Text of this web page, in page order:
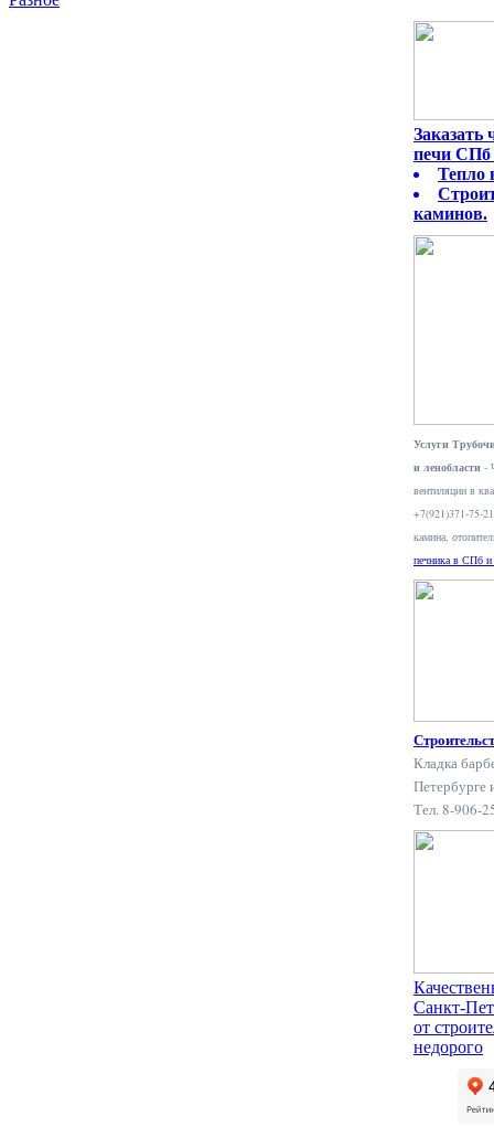
Заказать
печи СПб
Тепло
каминов.
Услуги
и ленобласти -
вентиляции в
+7(921)371-75-
камина,
печника в СПб и
Кладка
Петербурге
Тел. 8-906-
Санкт-
от
недорого